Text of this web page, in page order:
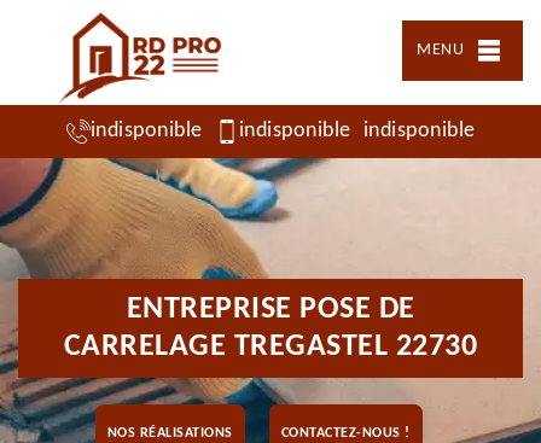
MENU
indisponible indisponible indisponible
ENTREPRISE POSE DE
CARRELAGE TREGASTEL 22730
NOS RÉALISATIONS CONTACTEZ-NOUS !